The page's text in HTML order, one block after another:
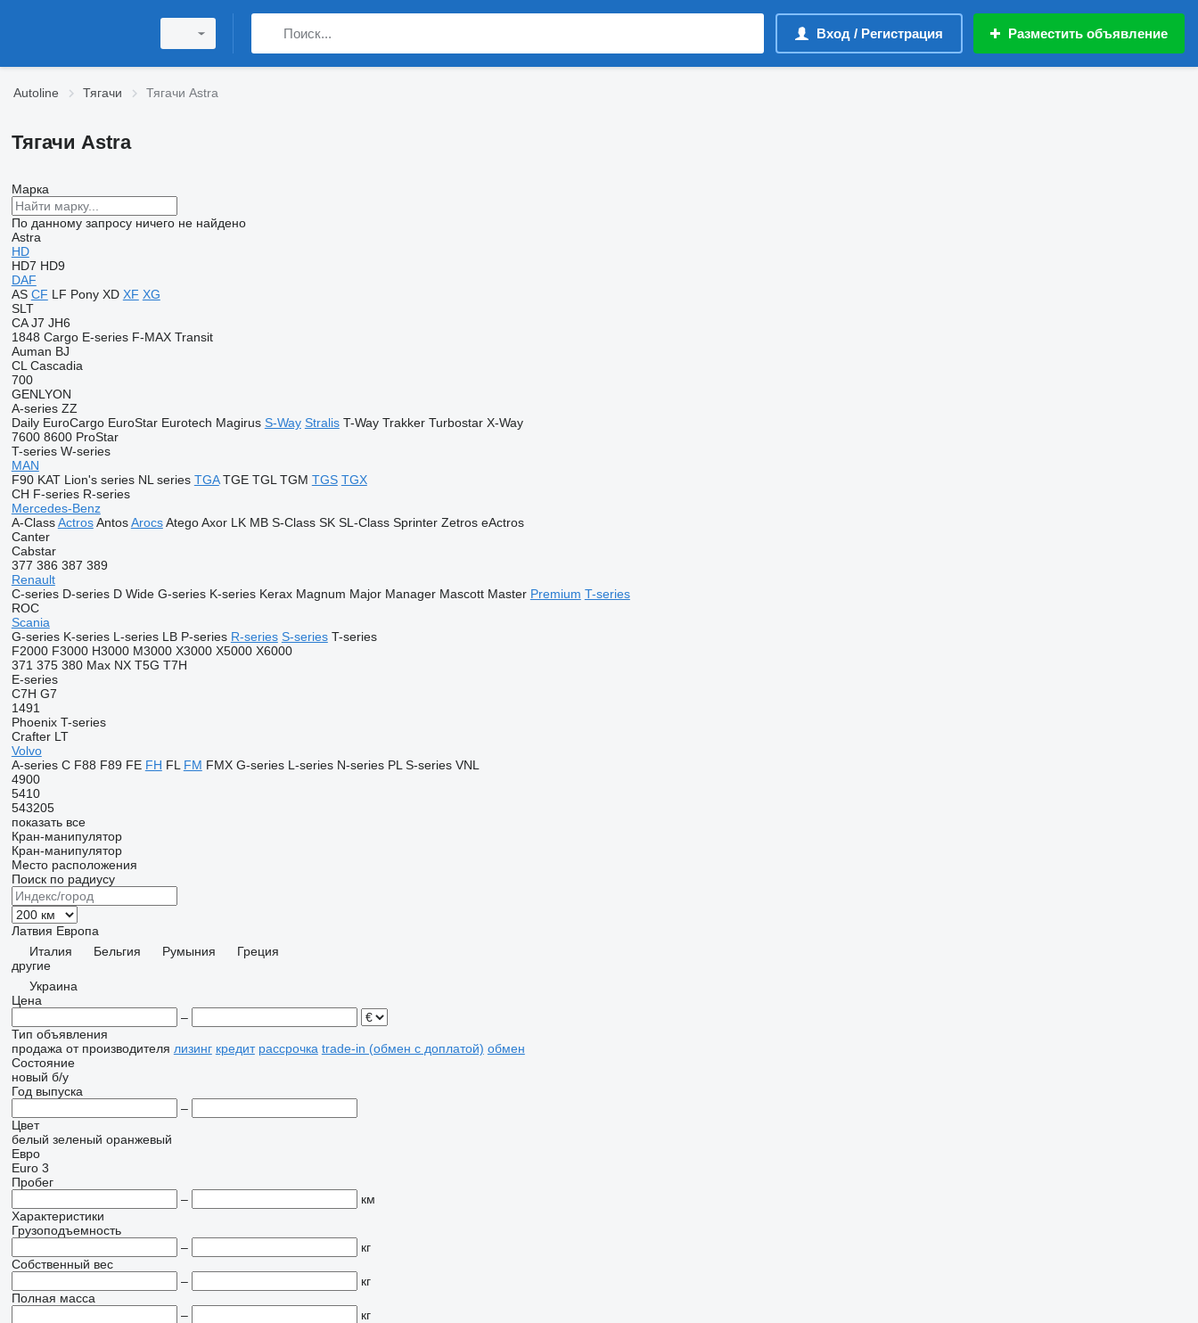
Вход / Регистрация Разместить объявление
Autoline Тягачи Тягачи Astra
Тягачи Astra
Марка
По данному запросу ничего не найдено
Astra
HD
HD7 HD9
DAF
AS CF LF Pony XD XF XG
SLT
CA J7 JH6
1848 Cargo E-series F-MAX Transit
Auman BJ
CL Cascadia
700
GENLYON
A-series ZZ
Daily EuroCargo EuroStar Eurotech Magirus S-Way Stralis T-Way Trakker Turbostar X-Way
7600 8600 ProStar
T-series W-series
MAN
F90 KAT Lion's series NL series TGA TGE TGL TGM TGS TGX
CH F-series R-series
Mercedes-Benz
A-Class Actros Antos Arocs Atego Axor LK MB S-Class SK SL-Class Sprinter Zetros eActros
Canter
Cabstar
377 386 387 389
Renault
C-series D-series D Wide G-series K-series Kerax Magnum Major Manager Mascott Master Premium T-series
ROC
Scania
G-series K-series L-series LB P-series R-series S-series T-series
F2000 F3000 H3000 M3000 X3000 X5000 X6000
371 375 380 Max NX T5G T7H
E-series
C7H G7
1491
Phoenix T-series
Crafter LT
Volvo
A-series C F88 F89 FE FH FL FM FMX G-series L-series N-series PL S-series VNL
4900
5410
543205
показать все
Кран-манипулятор
Кран-манипулятор
Место расположения
Поиск по радиусу
Латвия Европа
Италия
Бельгия Румыния
Греция
другие
Украина
Цена
–
Тип объявления
продажа от производителя лизинг кредит рассрочка trade-in (обмен с доплатой) обмен
Состояние
новый б/у
Год выпуска
–
Цвет
белый зеленый оранжевый
Евро
Euro 3
Пробег
–
км
Характеристики
Грузоподъемность
–
кг
Собственный вес
–
кг
Полная масса
–
кг